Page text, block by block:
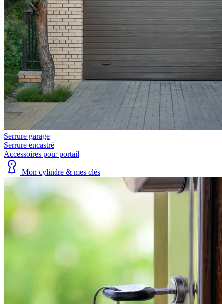
Serrure garage
Serrure encastré
Accessoires pour portail
Mon cylindre & mes clés